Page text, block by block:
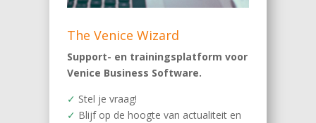
The Venice Wizard
Support- en trainingsplatform voor
Venice Business Software.
✓ Stel je vraag!
✓ Blijf op de hoogte van actualiteit en